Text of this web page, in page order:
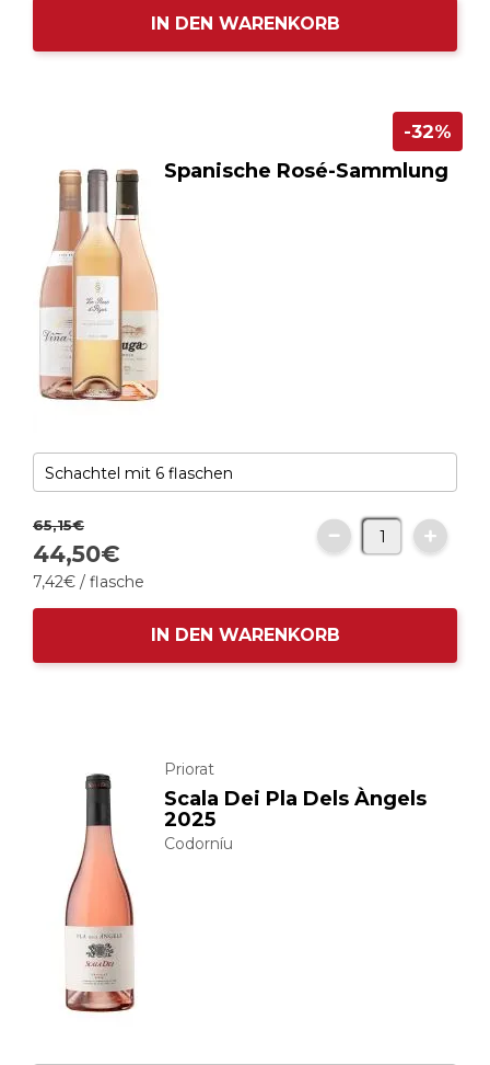
IN DEN WARENKORB
Spanische Rosé-Sammlung
-32%
65,15€
44,50€
7,42€ / flasche
IN DEN WARENKORB
Priorat
Scala Dei Pla Dels Àngels
2025
Codorníu